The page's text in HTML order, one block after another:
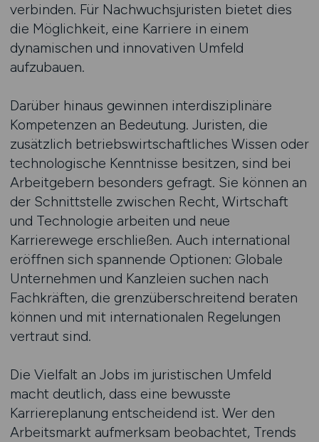
verbinden. Für Nachwuchsjuristen bietet dies
die Möglichkeit, eine Karriere in einem
dynamischen und innovativen Umfeld
aufzubauen.
Darüber hinaus gewinnen interdisziplinäre
Kompetenzen an Bedeutung. Juristen, die
zusätzlich betriebswirtschaftliches Wissen oder
technologische Kenntnisse besitzen, sind bei
Arbeitgebern besonders gefragt. Sie können an
der Schnittstelle zwischen Recht, Wirtschaft
und Technologie arbeiten und neue
Karrierewege erschließen. Auch international
eröffnen sich spannende Optionen: Globale
Unternehmen und Kanzleien suchen nach
Fachkräften, die grenzüberschreitend beraten
können und mit internationalen Regelungen
vertraut sind.
Die Vielfalt an Jobs im juristischen Umfeld
macht deutlich, dass eine bewusste
Karriereplanung entscheidend ist. Wer den
Arbeitsmarkt aufmerksam beobachtet, Trends